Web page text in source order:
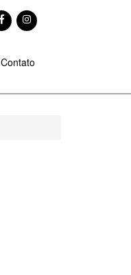
Contato